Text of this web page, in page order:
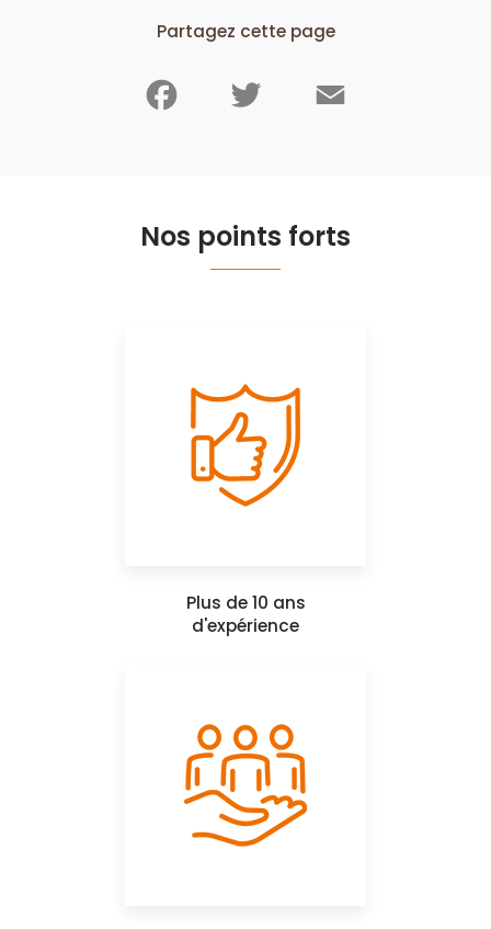
Partagez cette page
Nos points forts
Plus de 10 ans
d'expérience